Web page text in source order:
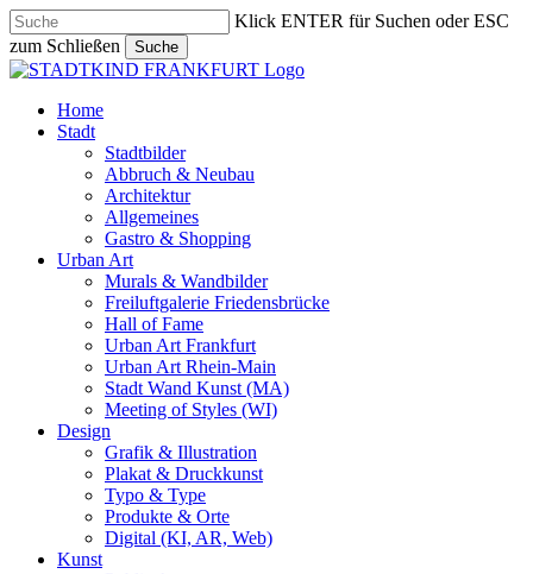
Skip
to
main
content
Klick ENTER für Suchen oder ESC
zum Schließen
Suche
Close
search
Menu
Home
Stadt
Stadtbilder
Abbruch & Neubau
Architektur
Allgemeines
Gastro & Shopping
Urban Art
Murals & Wandbilder
Freiluftgalerie Friedensbrücke
Hall of Fame
Urban Art Frankfurt
Urban Art Rhein-Main
Stadt Wand Kunst (MA)
Meeting of Styles (WI)
Design
Grafik & Illustration
Plakat & Druckkunst
Typo & Type
Produkte & Orte
Digital (KI, AR, Web)
Kunst